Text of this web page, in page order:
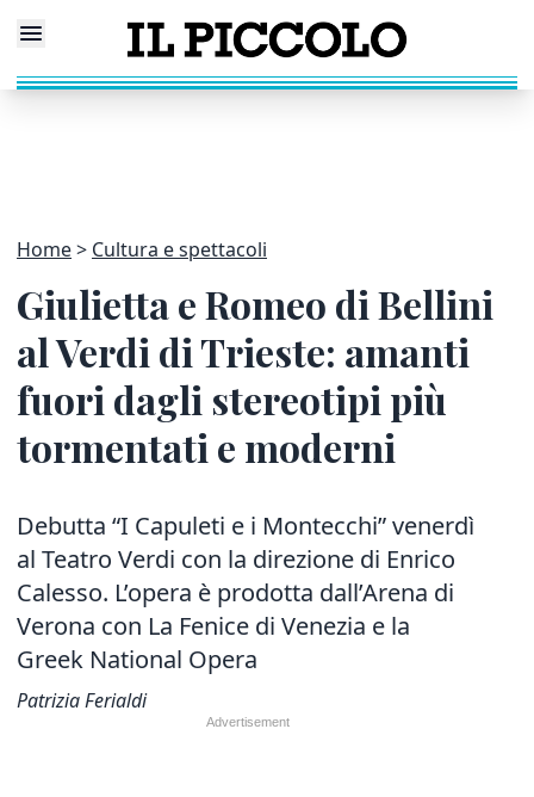
Home Cultura e spettacoli
Giulietta e Romeo di Bellini
al Verdi di Trieste: amanti
fuori dagli stereotipi più
tormentati e moderni
Debutta “I Capuleti e i Montecchi” venerdì
al Teatro Verdi con la direzione di Enrico
Calesso. L’opera è prodotta dall’Arena di
Verona con La Fenice di Venezia e la
Greek National Opera
Patrizia Ferialdi